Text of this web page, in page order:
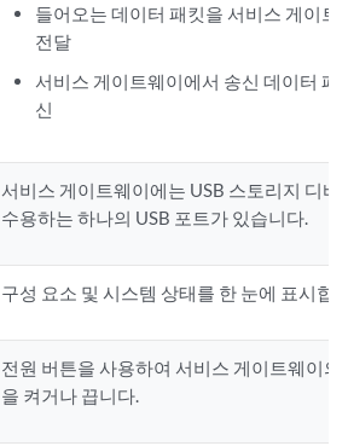
들어오는 데이터 패킷을 서비스 게이트
전달
서비스 게이트웨이에서 송신 데이터 패
신
서비스 게이트웨이에는 USB 스토리지 디바
수용하는 하나의 USB 포트가 있습니다.
구성 요소 및 시스템 상태를 한 눈에 표시합
전원 버튼을 사용하여 서비스 게이트웨이의
을 켜거나 끕니다.